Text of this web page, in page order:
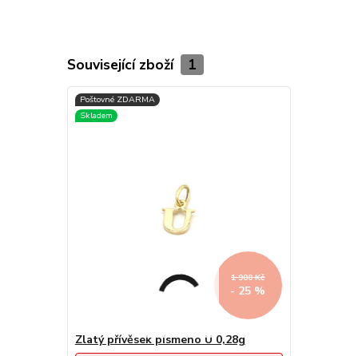
Související zboží 1
1 900 Kč
- 25 %
Zlatý přívěsek písmeno U 0,28g